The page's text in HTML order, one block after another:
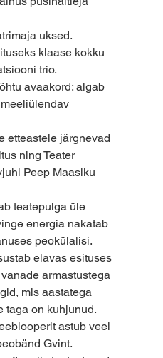
uksed.
klaase kokku
trio.
avaakord: algab
etteastele järgnevad
ning Teater
Peep Maasiku
teatepulga üle
energia nakatab
peokülalisi.
elavas esituses
armastustega
mis aastatega
taga on kuhjunud.
astub veel
Gvint.